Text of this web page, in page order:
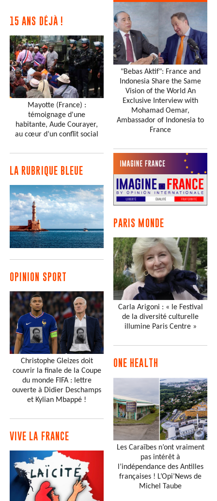
15 ANS DÉJÀ !
Mayotte (France) :
témoignage d'une
habitante, Aude Courayer,
au cœur d’un conflit social
LA RUBRIQUE BLEUE
OPINION SPORT
Christophe Gleizes doit
couvrir la finale de la Coupe
du monde FIFA : lettre
ouverte à Didier Deschamps
et Kylian Mbappé !
VIVE LA FRANCE
"Bebas Aktif": France and
Indonesia Share the Same
Vision of the World An
Exclusive Interview with
Mohamad Oemar,
Ambassador of Indonesia to
France
PARIS MONDE
Carla Arigoni : « le Festival
de la diversité culturelle
illumine Paris Centre »
ONE HEALTH
Les Caraïbes n’ont vraiment
pas intérêt à
l’indépendance des Antilles
françaises ! L’Opi’News de
Michel Taube